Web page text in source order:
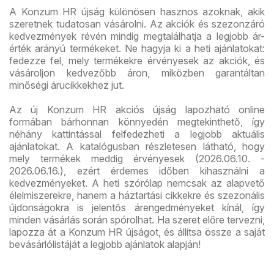
A Konzum HR újság különösen hasznos azoknak, akik
szeretnek tudatosan vásárolni. Az akciók és szezonzáró
kedvezmények révén mindig megtalálhatja a legjobb ár-
érték arányú termékeket. Ne hagyja ki a heti ajánlatokat:
fedezze fel, mely termékekre érvényesek az akciók, és
vásároljon kedvezőbb áron, miközben garantáltan
minőségi árucikkekhez jut.
Az új Konzum HR akciós újság lapozható online
formában bárhonnan könnyedén megtekinthető, így
néhány kattintással felfedezheti a legjobb aktuális
ajánlatokat. A katalógusban részletesen látható, hogy
mely termékek meddig érvényesek (2026.06.10. -
2026.06.16.), ezért érdemes időben kihasználni a
kedvezményeket. A heti szórólap nemcsak az alapvető
élelmiszerekre, hanem a háztartási cikkekre és szezonális
újdonságokra is jelentős árengedményeket kínál, így
minden vásárlás során spórolhat. Ha szeret előre tervezni,
lapozza át a Konzum HR újságot, és állítsa össze a saját
bevásárlólistáját a legjobb ajánlatok alapján!